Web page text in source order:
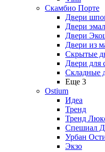
Скамбио Порте
Двери
Двери
Двери
Двери из
Скрытые
Двери для
Складные
Еще 3
Ostium
Идеа
Тренд
Тренд
Спешиал
Урбан
Экзо